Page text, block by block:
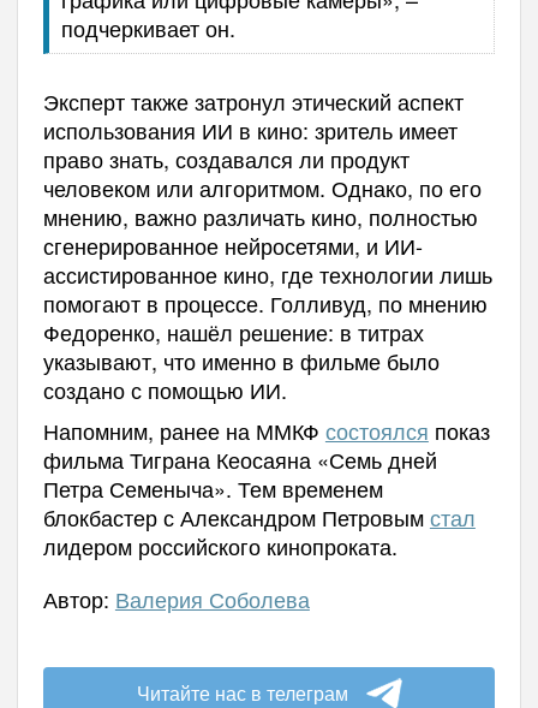
подчеркивает он.
Эксперт также затронул этический аспект
использования ИИ в кино: зритель имеет
право знать, создавался ли продукт
человеком или алгоритмом. Однако, по его
мнению, важно различать кино, полностью
сгенерированное нейросетями, и ИИ-
ассистированное кино, где технологии лишь
помогают в процессе. Голливуд, по мнению
Федоренко, нашёл решение: в титрах
указывают, что именно в фильме было
создано с помощью ИИ.
Напомним, ранее на ММКФ состоялся показ
фильма Тиграна Кеосаяна «Семь дней
Петра Семеныча». Тем временем
блокбастер с Александром Петровымстал
лидером российского кинопроката.
Автор: Валерия Соболева
Читайте нас в телеграм